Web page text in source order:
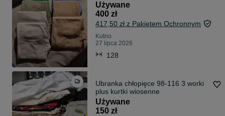
Używane
400 zł
417,50 zł z Pakietem Ochronnym
Kutno
27 lipca 2026
128
Ubranka chłopięce 98-116 3 worki
plus kurtki wiosenne
Używane
150 zł